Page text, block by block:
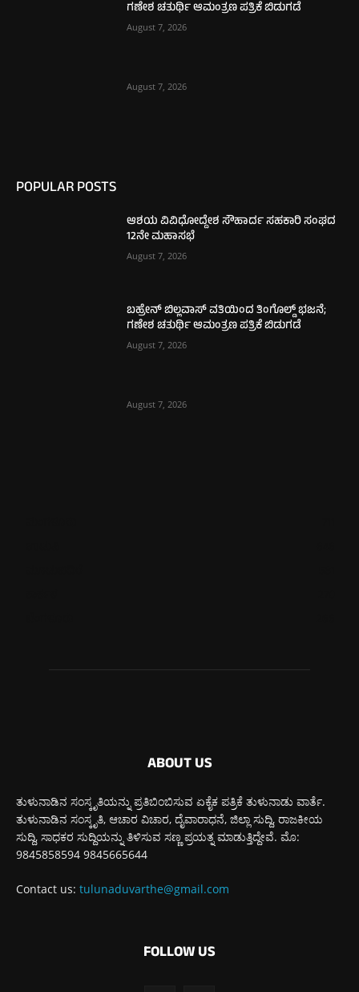
ಗಣೇಶ ಚತುರ್ಥಿ ಆಮಂತ್ರಣ ಪತ್ರಿಕೆ ಬಿಡುಗಡೆ
August 7, 2026
August 7, 2026
POPULAR POSTS
ಆಶಯ ವಿವಿಧೋದ್ದೇಶ ಸೌಹಾರ್ದ ಸಹಕಾರಿ ಸಂಘದ
12ನೇ ಮಹಾಸಭೆ
August 7, 2026
ಬಹ್ರೇನ್ ಬಿಲ್ಲವಾಸ್ ವತಿಯಿಂದ ತಿಂಗೊಲ್ಡ್ ಭಜನೆ;
ಗಣೇಶ ಚತುರ್ಥಿ ಆಮಂತ್ರಣ ಪತ್ರಿಕೆ ಬಿಡುಗಡೆ
August 7, 2026
August 7, 2026
ABOUT US
ತುಳುನಾಡಿನ ಸಂಸ್ಕೃತಿಯನ್ನು ಪ್ರತಿಬಿಂಬಿಸುವ ಏಕೈಕ ಪತ್ರಿಕೆ ತುಳುನಾಡು ವಾರ್ತೆ.
ತುಳುನಾಡಿನ ಸಂಸ್ಕೃತಿ, ಆಚಾರ ವಿಚಾರ, ದೈವಾರಾಧನೆ, ಜಿಲ್ಲಾ ಸುದ್ದಿ, ರಾಜಕೀಯ
ಸುದ್ದಿ, ಸಾಧಕರ ಸುದ್ದಿಯನ್ನು ತಿಳಿಸುವ ಸಣ್ಣ ಪ್ರಯತ್ನ ಮಾಡುತ್ತಿದ್ದೇವೆ. ಮೊ:
9845858594 9845665644
Contact us: tulunaduvarthe@gmail.com
FOLLOW US